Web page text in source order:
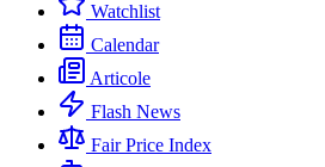
Watchlist
Calendar
Articole
Flash News
Fair Price Index